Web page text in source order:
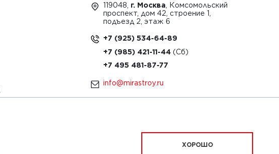
119048, г. Москва , Комсомольский
проспект, дом 42, строение 1,
подъезд 2, этаж 6
+7 (925) 534-64-89
+7 (985) 421-11-44
+7 495 481-87-77
info@mirastroy.ru
ХОРОШО